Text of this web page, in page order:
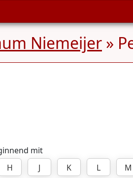
Niemeijer »
mit
H J K L M